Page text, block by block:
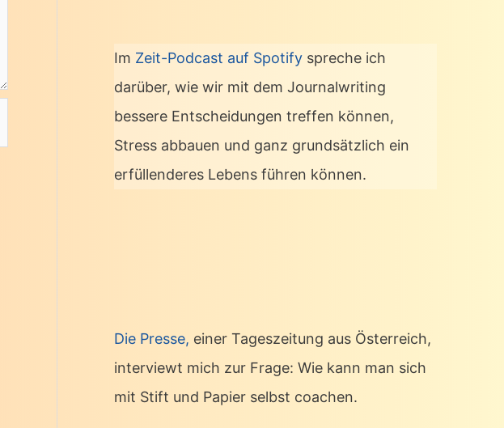
Im Zeit-Podcast auf Spotify spreche ich
darüber, wie wir mit dem Journalwriting
bessere Entscheidungen treffen können,
Stress abbauen und ganz grundsätzlich ein
erfüllenderes Lebens führen können.
Die Presse, einer Tageszeitung aus Österreich,
interviewt mich zur Frage: Wie kann man sich
mit Stift und Papier selbst coachen.